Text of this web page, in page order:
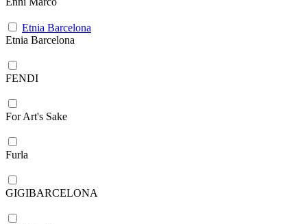
Etnia Barcelona
Etnia Barcelona
FENDI
For Art's Sake
Furla
GIGIBARCELONA